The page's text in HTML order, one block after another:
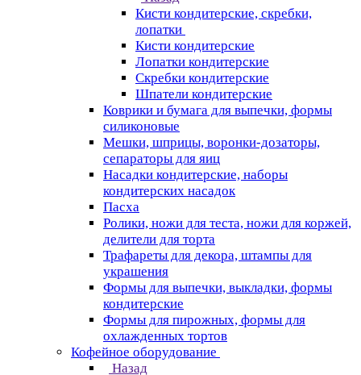
Кисти кондитерские, скребки,
лопатки
Кисти кондитерские
Лопатки кондитерские
Скребки кондитерские
Шпатели кондитерские
Коврики и бумага для выпечки, формы
силиконовые
Мешки, шприцы, воронки-дозаторы,
сепараторы для яиц
Насадки кондитерские, наборы
кондитерских насадок
Пасха
Ролики, ножи для теста, ножи для коржей,
делители для торта
Трафареты для декора, штампы для
украшения
Формы для выпечки, выкладки, формы
кондитерские
Формы для пирожных, формы для
охлажденных тортов
Кофейное оборудование
Назад